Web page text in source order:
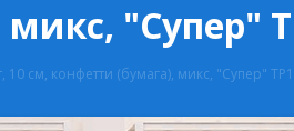
"Супер"
см, конфетти (бумага), микс, "Супер"